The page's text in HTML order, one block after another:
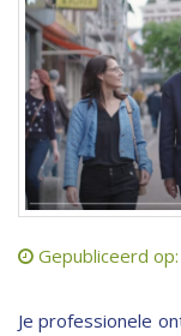
Gepubliceerd
Je professionele